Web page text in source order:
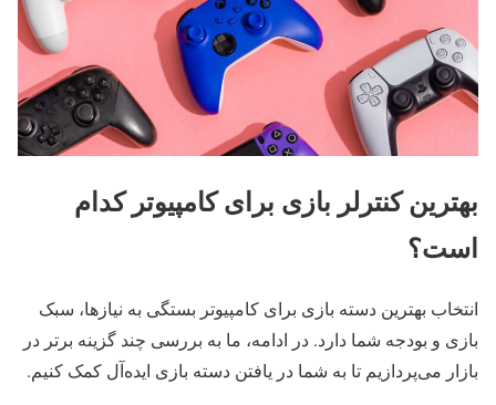
بهترین کنترلر بازی برای کامپیوتر کدام
است؟
انتخاب بهترین دسته بازی برای کامپیوتر بستگی به نیازها، سبک
بازی و بودجه شما دارد. در ادامه، ما به بررسی چند گزینه برتر در
بازار می‌پردازیم تا به شما در یافتن دسته بازی ایده‌آل کمک کنیم.